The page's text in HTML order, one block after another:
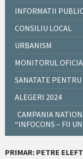
INFORMATII
CONSILIU LOCAL
URBANISM
MONITORUL
SANATATE
ALEGERI 2024
CAMPANIA
“INFOCONS – FII
PRIMAR: PETRE